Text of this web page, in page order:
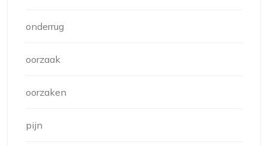
onderrug
oorzaak
oorzaken
pijn